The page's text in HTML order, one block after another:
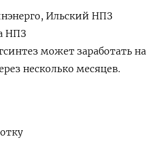
Ильский НПЗ
НПЗ
может заработать на
несколько месяцев.